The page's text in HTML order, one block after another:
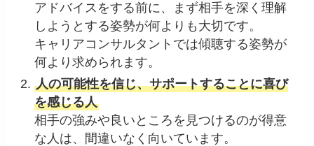
アドバイスをする前に、まず相手を深く理解
しようとする姿勢が何よりも大切です。
キャリアコンサルタントでは傾聴する姿勢が
何より求められます。
人の可能性を信じ、サポートすることに喜び
を感じる人
相手の強みや良いところを見つけるのが得意
な人は、間違いなく向いています。